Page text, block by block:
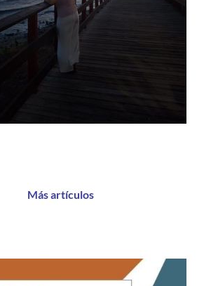
Más artículos